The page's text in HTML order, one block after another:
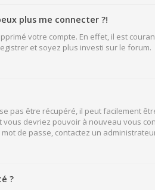
plus me connecter ?!
votre compte. En effet, il est
et soyez plus investi sur le forum.
pas être récupéré, il peut facilement
devriez pouvoir à nouveau vous
de passe, contactez un
?